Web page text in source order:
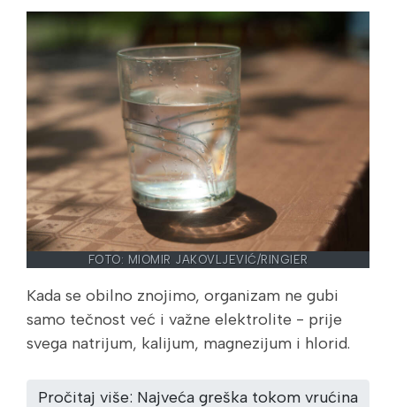
FOTO: MIOMIR JAKOVLJEVIĆ/RINGIER
Kada se obilno znojimo, organizam ne gubi
samo tečnost već i važne elektrolite - prije
svega natrijum, kalijum, magnezijum i hlorid.
Pročitaj više: Najveća greška tokom vrućina